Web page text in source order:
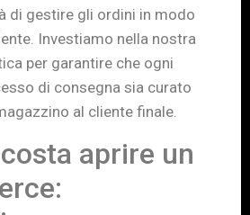
di gestire gli ordini in modo
Investiamo nella nostra
per garantire che ogni
di consegna sia curato
al cliente finale.
aprire un